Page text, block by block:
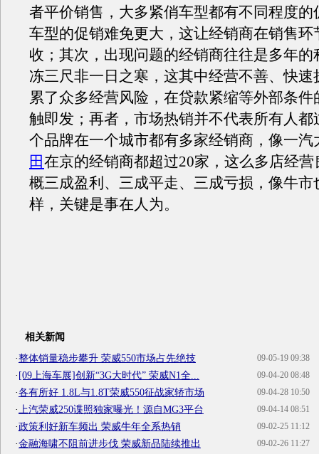
者平价销售，大多紧俏车型都有不同程度的
车型的促销难免更大，这让经销商在销售环
收；其次，出现问题的经销商往往是多年的
冻三尺非一日之寒，这其中经营不善、快速
累了众多经营风险，在贷款紧缩等外部条件
触即发；再者，市场热销并不代表所有人都
个品牌在一个城市都有多家经销商，像一汽
田在京的经销商都超过20家，这么多店经
概三成盈利、三成平走、三成亏损，像牛市
样，关键是事在人为。
相关新闻
09-05-19 09:38
·整体销量稳步攀升 荣威550市场占先绝技
09-04-20 08:48
·[09上海车展]创新“3G大时代” 荣威N1全...
09-04-28 10:50
·各有所好 1.8L与1.8T荣威550征战家轿市场
09-04-14 08:51
· 上汽荣威250谍照独家曝光！源自MG3平台
09-02-25 11:12
·政策利好新车频出 荣威牛年全系热销
09-02-26 11:27
·金融海啸不阻前进步伐 荣威新品陆续推出